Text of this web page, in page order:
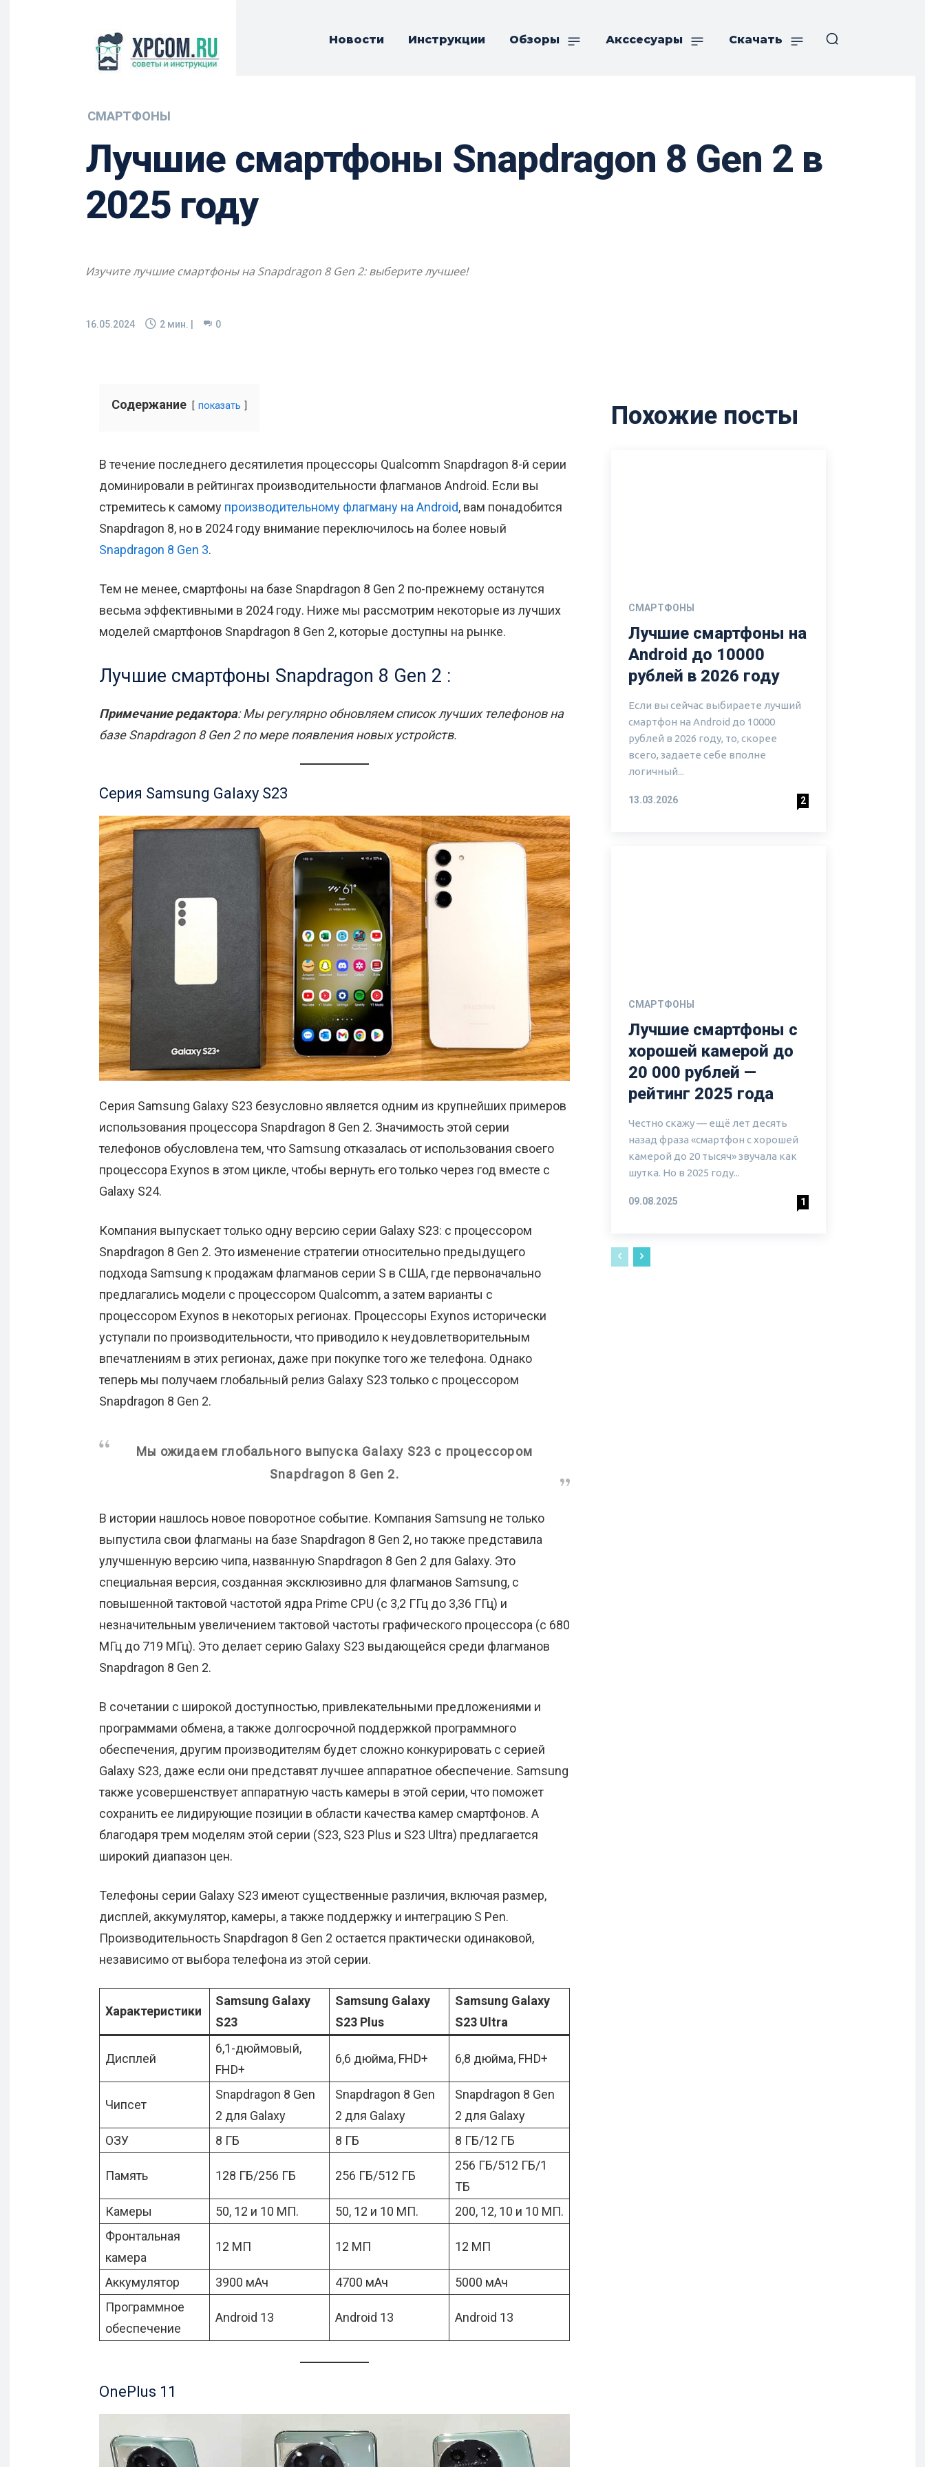
Новости Инструкции Обзоры Акссесуары Скачать
СМАРТФОНЫ
Лучшие смартфоны Snapdragon 8 Gen 2 в
2025 году
Изучите лучшие смартфоны на Snapdragon 8 Gen 2: выберите лучшее!
16.05.2024 2 мин. | 0
Содержание показать
В течение последнего десятилетия процессоры Qualcomm Snapdragon 8-й серии
доминировали в рейтингах производительности флагманов Android. Если вы
стремитесь к самому производительному флагману на Android, вам понадобится
Snapdragon 8, но в 2024 году внимание переключилось на более новый
Snapdragon 8 Gen 3.
Тем не менее, смартфоны на базе Snapdragon 8 Gen 2 по-прежнему останутся
весьма эффективными в 2024 году. Ниже мы рассмотрим некоторые из лучших
моделей смартфонов Snapdragon 8 Gen 2, которые доступны на рынке.
Лучшие смартфоны Snapdragon 8 Gen 2 :
Примечание редактора: Мы регулярно обновляем список лучших телефонов на
базе Snapdragon 8 Gen 2 по мере появления новых устройств.
Серия Samsung Galaxy S23
Серия Samsung Galaxy S23 безусловно является одним из крупнейших примеров
использования процессора Snapdragon 8 Gen 2. Значимость этой серии
телефонов обусловлена тем, что Samsung отказалась от использования своего
процессора Exynos в этом цикле, чтобы вернуть его только через год вместе с
Galaxy S24.
Компания выпускает только одну версию серии Galaxy S23: с процессором
Snapdragon 8 Gen 2. Это изменение стратегии относительно предыдущего
подхода Samsung к продажам флагманов серии S в США, где первоначально
предлагались модели с процессором Qualcomm, а затем варианты с
процессором Exynos в некоторых регионах. Процессоры Exynos исторически
уступали по производительности, что приводило к неудовлетворительным
впечатлениям в этих регионах, даже при покупке того же телефона. Однако
теперь мы получаем глобальный релиз Galaxy S23 только с процессором
Snapdragon 8 Gen 2.
Мы ожидаем глобального выпуска Galaxy S23 с процессором
Snapdragon 8 Gen 2.
В истории нашлось новое поворотное событие. Компания Samsung не только
выпустила свои флагманы на базе Snapdragon 8 Gen 2, но также представила
улучшенную версию чипа, названную Snapdragon 8 Gen 2 для Galaxy. Это
специальная версия, созданная эксклюзивно для флагманов Samsung, с
повышенной тактовой частотой ядра Prime CPU (с 3,2 ГГц до 3,36 ГГц) и
незначительным увеличением тактовой частоты графического процессора (с 680
МГц до 719 МГц). Это делает серию Galaxy S23 выдающейся среди флагманов
Snapdragon 8 Gen 2.
В сочетании с широкой доступностью, привлекательными предложениями и
программами обмена, а также долгосрочной поддержкой программного
обеспечения, другим производителям будет сложно конкурировать с серией
Galaxy S23, даже если они представят лучшее аппаратное обеспечение. Samsung
также усовершенствует аппаратную часть камеры в этой серии, что поможет
сохранить ее лидирующие позиции в области качества камер смартфонов. А
благодаря трем моделям этой серии (S23, S23 Plus и S23 Ultra) предлагается
широкий диапазон цен.
Телефоны серии Galaxy S23 имеют существенные различия, включая размер,
дисплей, аккумулятор, камеры, а также поддержку и интеграцию S Pen.
Производительность Snapdragon 8 Gen 2 остается практически одинаковой,
независимо от выбора телефона из этой серии.
Характеристики
Samsung Galaxy
S23
Samsung Galaxy
S23 Plus
Samsung Galaxy
S23 Ultra
Дисплей
6,1-дюймовый,
FHD+
6,6 дюйма, FHD+ 6,8 дюйма, FHD+
Чипсет
Snapdragon 8 Gen
2 для Galaxy
Snapdragon 8 Gen
2 для Galaxy
Snapdragon 8 Gen
2 для Galaxy
ОЗУ
8 ГБ 8 ГБ 8 ГБ/12 ГБ
Память 128 ГБ/256 ГБ 256 ГБ/512 ГБ
256 ГБ/512 ГБ/1
ТБ
Камеры
50, 12 и 10 МП. 50, 12 и 10 МП.
200, 12, 10 и 10 МП.
Фронтальная
камера
12 МП 12 МП 12 МП
Аккумулятор 3900 мАч 4700 мАч
5000 мАч
Программное
обеспечение
Android 13 Android 13 Android 13
OnePlus 11
Похожие посты
СМАРТФОНЫ
Лучшие смартфоны на
Android до 10000
рублей в 2026 году
Если вы сейчас выбираете лучший
смартфон на Android до 10000
рублей в 2026 году, то, скорее
всего, задаете себе вполне
логичный...
13.03.2026 2
СМАРТФОНЫ
Лучшие смартфоны с
хорошей камерой до
20 000 рублей —
рейтинг 2025 года
Честно скажу — ещё лет десять
назад фраза «смартфон с хорошей
камерой до 20 тысяч» звучала как
шутка. Но в 2025 году...
09.08.2025 1